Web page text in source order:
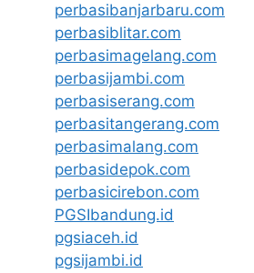
perbasibanjarbaru.com
perbasiblitar.com
perbasimagelang.com
perbasijambi.com
perbasiserang.com
perbasitangerang.com
perbasimalang.com
perbasidepok.com
perbasicirebon.com
PGSIbandung.id
pgsiaceh.id
pgsijambi.id